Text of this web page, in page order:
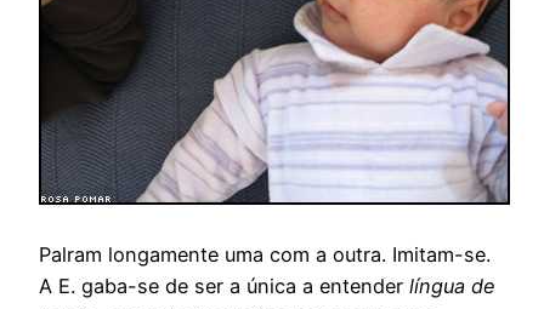
Palram longamente uma com a outra. Imitam-se.
A E. gaba-se de ser a única a entender língua de